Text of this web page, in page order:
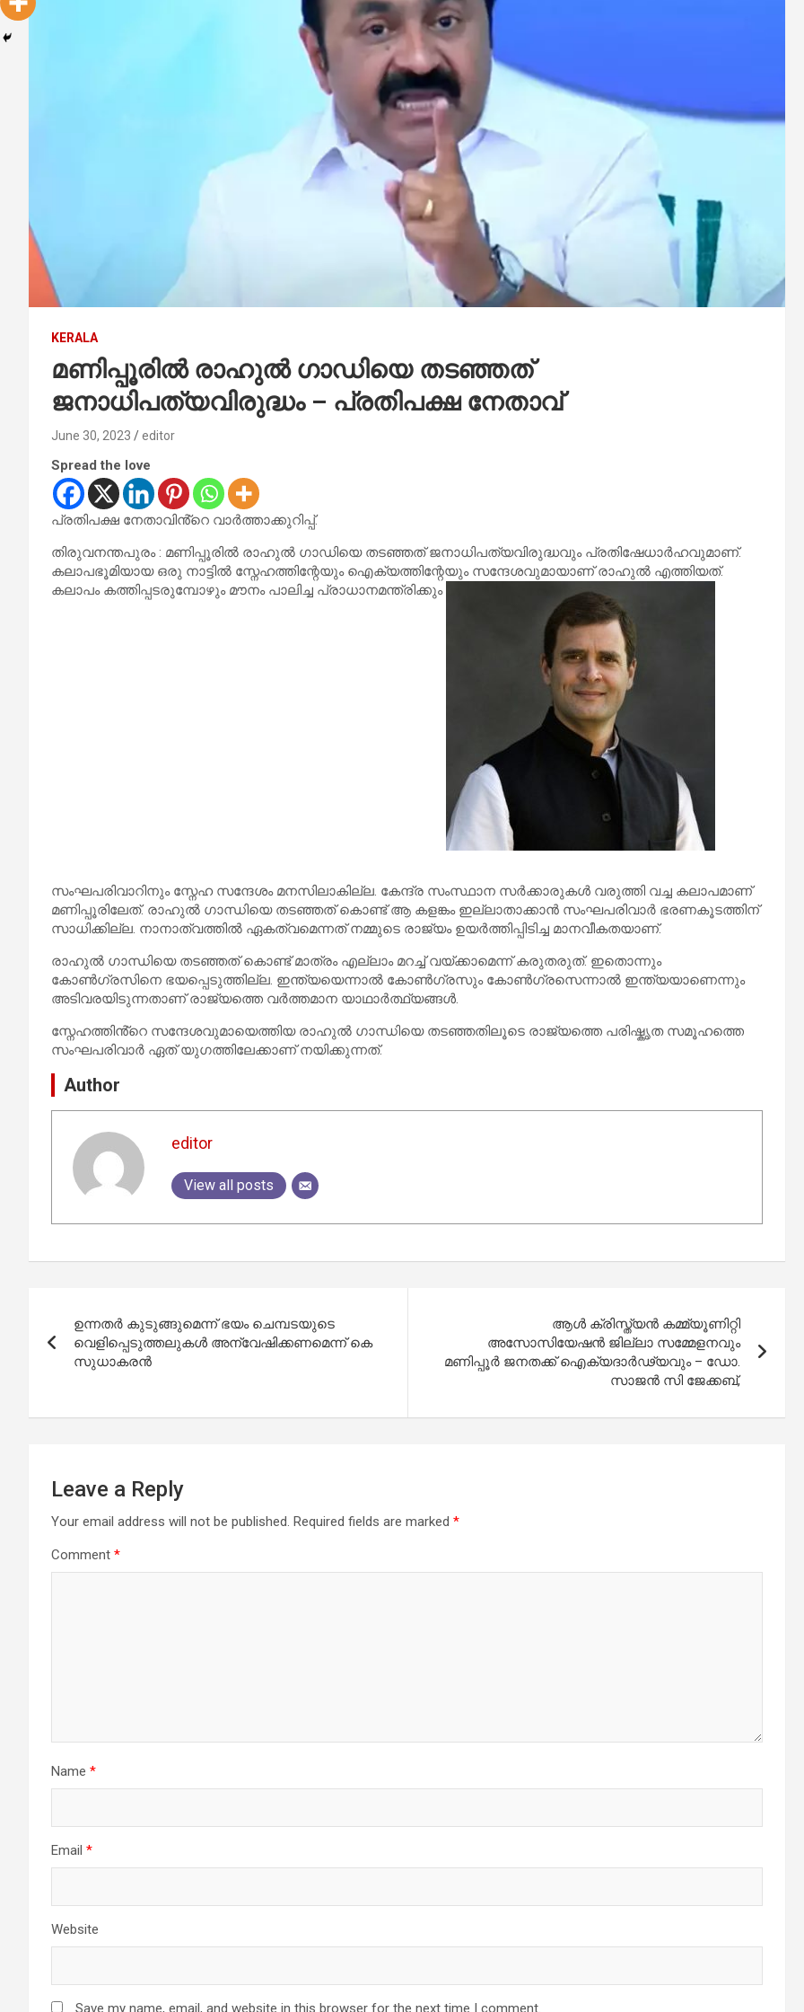
KERALA
മണിപ്പൂരിൽ രാഹുൽ ഗാഡിയെ തടഞ്ഞത്
ജനാധിപത്യവിരുദ്ധം – പ്രതിപക്ഷ നേതാവ്‌
June 30, 2023 editor
Spread the love
പ്രതിപക്ഷ നേതാവിൻ്റെ വാർത്താക്കുറിപ്പ്.
തിരുവനന്തപുരം : മണിപ്പൂരിൽ രാഹുൽ ഗാഡിയെ തടഞ്ഞത് ജനാധിപത്യവിരുദ്ധവും പ്രതിഷേധാർഹവുമാണ്.
കലാപഭൂമിയായ ഒരു നാട്ടിൽ സ്നേഹത്തിന്റേയും ഐക്യത്തിന്റേയും സന്ദേശവുമായാണ് രാഹുൽ എത്തിയത്.
കലാപം കത്തിപ്പടരുമ്പോഴും മൗനം പാലിച്ച പ്രാധാനമന്ത്രിക്കും
സംഘപരിവാറിനും സ്നേഹ സന്ദേശം മനസിലാകില്ല. കേന്ദ്ര സംസ്ഥാന സർക്കാരുകൾ വരുത്തി വച്ച കലാപമാണ്
മണിപ്പൂരിലേത്. രാഹുൽ ഗാന്ധിയെ തടഞ്ഞത് കൊണ്ട് ആ കളങ്കം ഇല്ലാതാക്കാൻ സംഘപരിവാർ ഭരണകൂടത്തിന്
സാധിക്കില്ല. നാനാത്വത്തിൽ ഏകത്വമെന്നത് നമ്മുടെ രാജ്യം ഉയർത്തിപ്പിടിച്ച മാനവീകതയാണ്.
രാഹുൽ ഗാന്ധിയെ തടഞ്ഞത് കൊണ്ട് മാത്രം എല്ലാം മറച്ച് വയ്ക്കാമെന്ന് കരുതരുത്. ഇതൊന്നും
കോൺഗ്രസിനെ ഭയപ്പെടുത്തില്ല. ഇന്ത്യയെന്നാൽ കോൺഗ്രസും കോൺഗ്രസെന്നാൽ ഇന്ത്യയാണെന്നും
അടിവരയിടുന്നതാണ് രാജ്യത്തെ വർത്തമാന യാഥാർത്ഥ്യങ്ങൾ.
സ്നേഹത്തിൻ്റെ സന്ദേശവുമായെത്തിയ രാഹുൽ ഗാന്ധിയെ തടഞ്ഞതിലൂടെ രാജ്യത്തെ പരിഷ്കൃത സമൂഹത്തെ
സംഘപരിവാർ ഏത് യുഗത്തിലേക്കാണ് നയിക്കുന്നത്.
Author
editor
View all posts
navigation
ഉന്നതര്‍ കുടുങ്ങുമെന്ന് ഭയം ചെമ്പടയുടെ
വെളിപ്പെടുത്തലുകള്‍ അന്വേഷിക്കണമെന്ന് കെ
സുധാകരന്‍
ആൾ ക്രിസ്ത്യൻ കമ്മ്യൂണിറ്റി
അസോസിയേഷൻ ജില്ലാ സമ്മേളനവും
മണിപ്പൂർ ജനതക്ക് ഐക്യദാർഢ്യവും – ഡോ.
സാജൻ സി ജേക്കബ്,
Leave a Reply
Your email address will not be published. Required fields are marked *
Comment *
Name *
Email *
Website
Save my name, email, and website in this browser for the next time I comment.